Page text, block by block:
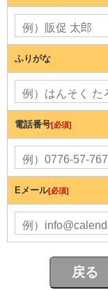
ふりがな
電話番号[必須]
Eメール[必須]